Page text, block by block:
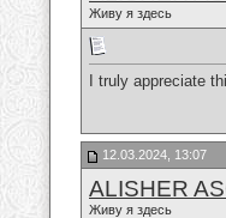
Живу я здесь
I truly appreciate
12.03.2024, 13:07
ALISHER
Живу я здесь